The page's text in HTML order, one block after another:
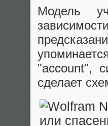
Модель
"account",
сделает